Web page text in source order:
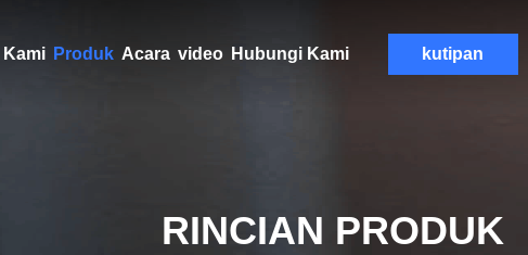
Produk Acara video Hubungi Kami kutipan
RINCIAN PRODUK